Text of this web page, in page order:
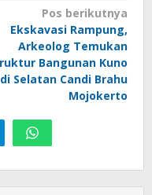
Pos berikutnya
Ekskavasi Rampung,
Arkeolog Temukan
Bangunan Kuno
di Selatan Candi Brahu
Mojokerto